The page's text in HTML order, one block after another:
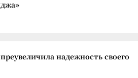
надежность своего